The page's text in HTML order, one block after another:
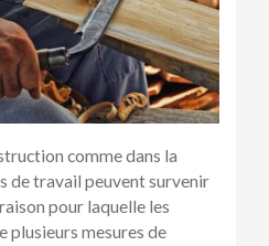
travail
plus
fréquents
et
comment
les
prévenir
comme dans la
de travail peuvent survenir
pour laquelle les
plusieurs mesures de